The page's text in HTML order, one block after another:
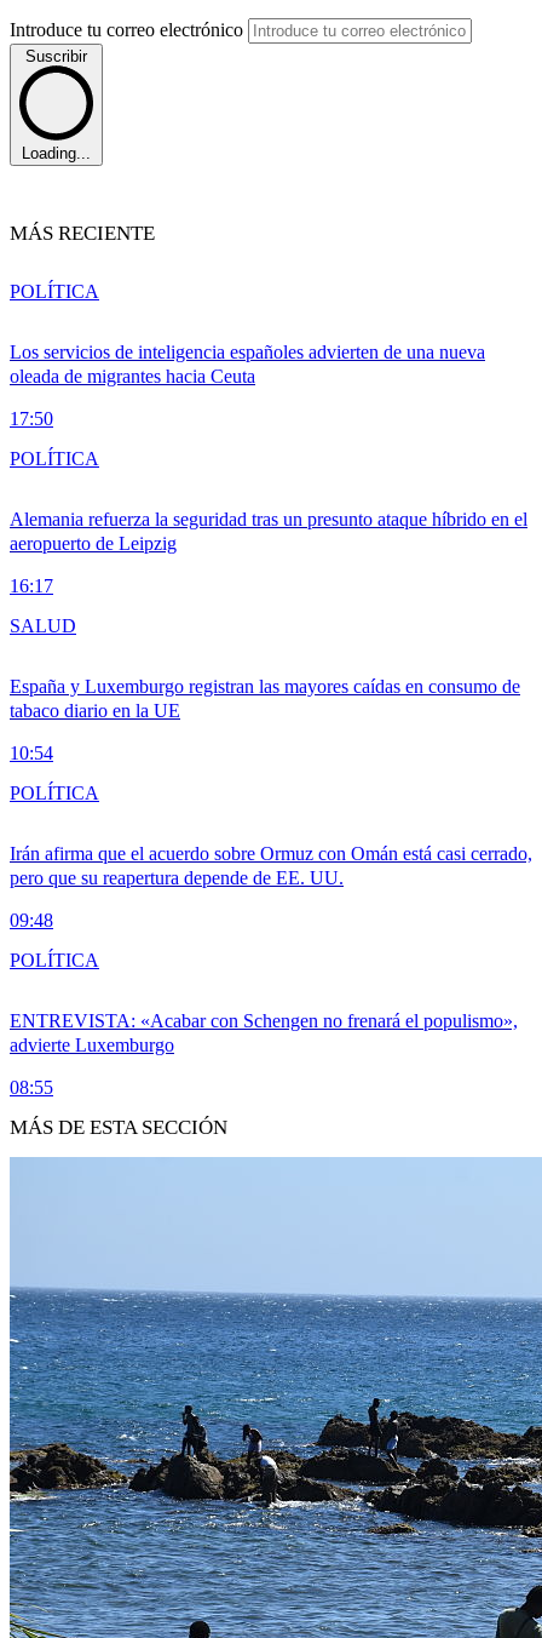
Introduce tu correo electrónico
Suscribir
Loading...
MÁS RECIENTE
Los servicios de inteligencia españoles advierten de una nueva
oleada de migrantes hacia Ceuta
17:50
POLÍTICA
Alemania refuerza la seguridad tras un presunto ataque híbrido en el
aeropuerto de Leipzig
16:17
POLÍTICA
España y Luxemburgo registran las mayores caídas en consumo de
tabaco diario en la UE
10:54
SALUD
Irán afirma que el acuerdo sobre Ormuz con Omán está casi cerrado,
pero que su reapertura depende de EE. UU.
09:48
POLÍTICA
ENTREVISTA: «Acabar con Schengen no frenará el populismo»,
advierte Luxemburgo
08:55
POLÍTICA
MÁS DE ESTA SECCIÓN